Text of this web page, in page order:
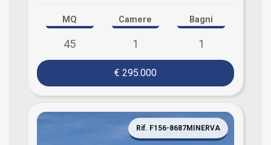
MQ
45
Camere
1
Bagni
1
€ 295.000
Rif. F156-8687MINERVA